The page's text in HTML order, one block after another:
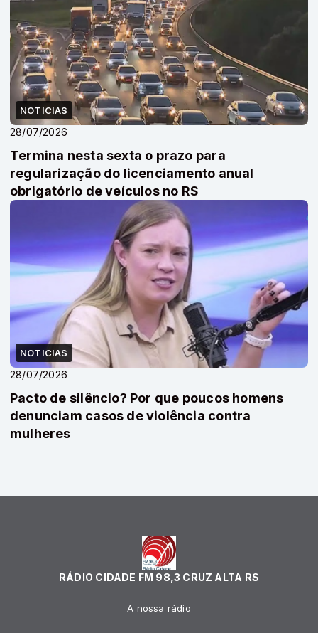
NOTICIAS
28/07/2026
Termina nesta sexta o prazo para
regularização do licenciamento anual
obrigatório de veículos no RS
NOTICIAS
28/07/2026
Pacto de silêncio? Por que poucos homens
denunciam casos de violência contra
mulheres
RÁDIO CIDADE FM 98,3 CRUZ ALTA RS
A nossa rádio